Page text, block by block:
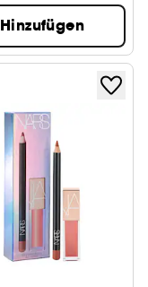
Hinzufügen